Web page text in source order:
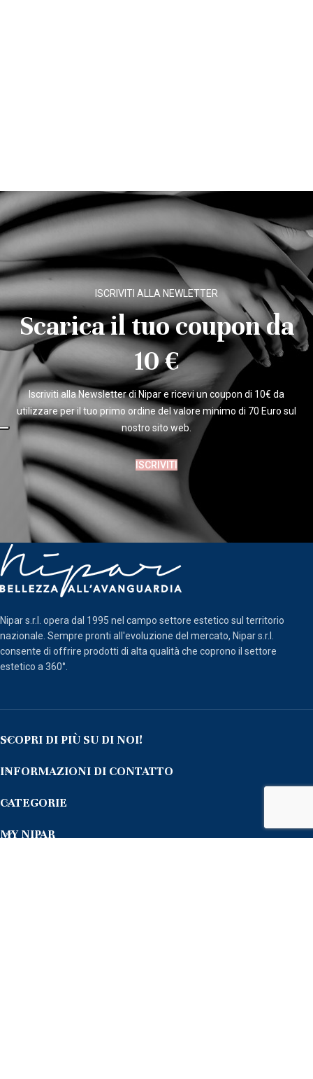
ISCRIVITI ALLA NEWLETTER
Scarica il tuo coupon da
10 €
Iscriviti alla Newsletter di Nipar e ricevi un coupon di 10€ da
utilizzare per il tuo primo ordine del valore minimo di 70 Euro sul
nostro sito web.
ISCRIVITI
Nipar s.r.l. opera dal 1995 nel campo settore estetico sul territorio
nazionale. Sempre pronti all'evoluzione del mercato, Nipar s.r.l.
consente di offrire prodotti di alta qualità che coprono il settore
estetico a 360°.
SCOPRI DI PIÙ SU DI NOI!
INFORMAZIONI DI CONTATTO
CATEGORIE
MY NIPAR